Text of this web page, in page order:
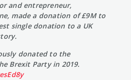
and entrepreneur,
made a donation of £9M to
single donation to a UK
donated to the
Brexit Party in 2019.